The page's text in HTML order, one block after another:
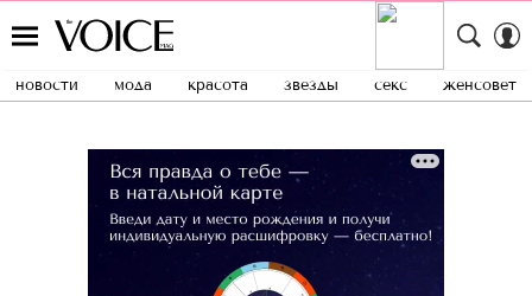
новости мода красота звезды секс женсовет